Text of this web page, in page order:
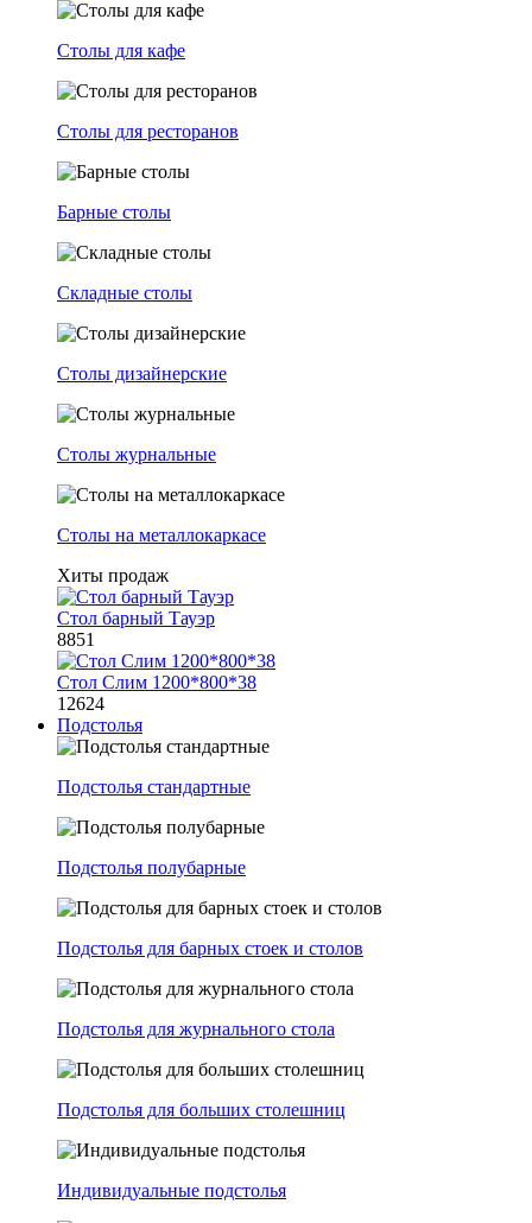
Столы для кафе
Столы для ресторанов
Барные столы
Складные столы
Столы дизайнерские
Столы журнальные
Столы на металлокаркасе
Хиты продаж
Стол барный Тауэр
8851
Стол Слим 1200*800*38
12624
Подстолья
Подстолья стандартные
Подстолья полубарные
Подстолья для барных стоек и столов
Подстолья для журнального стола
Подстолья для больших столешниц
Индивидуальные подстолья